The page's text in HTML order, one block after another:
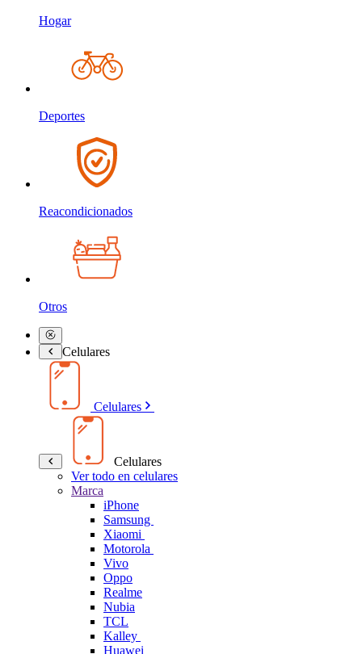
Hogar
Deportes
Reacondicionados
Otros
Celulares
Celulares
Celulares
Ver todo en celulares
Marca
iPhone
Samsung
Xiaomi
Motorola
Vivo
Oppo
Realme
Nubia
TCL
Kalley
Huawei